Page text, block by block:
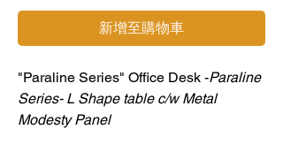
新增至購物車
"Paraline Series" Office Desk -Paraline
Series- L Shape table c/w Metal
Modesty Panel